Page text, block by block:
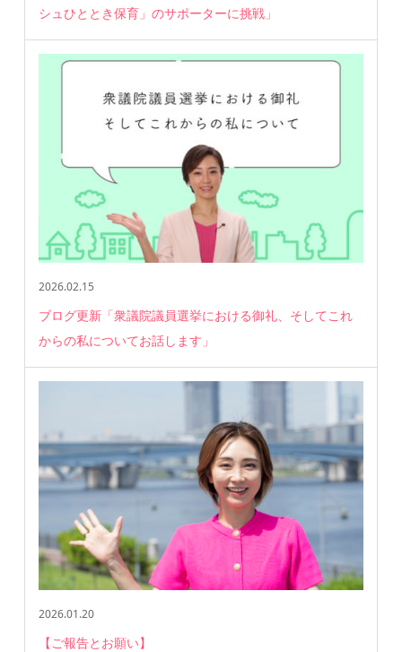
シュひととき保育」のサポーターに挑戦」
2026.02.15
ブログ更新「衆議院議員選挙における御礼、そしてこれ
からの私についてお話します」
2026.01.20
【ご報告とお願い】